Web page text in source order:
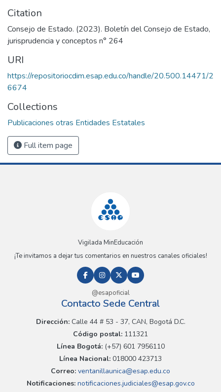
Citation
Consejo de Estado. (2023). Boletín del Consejo de Estado,
jurisprudencia y conceptos n° 264
URI
https://repositoriocdim.esap.edu.co/handle/20.500.14471/2
6674
Collections
Publicaciones otras Entidades Estatales
Full item page
Vigilada MinEducación
¡Te invitamos a dejar tus comentarios en nuestros canales oficiales!
@esapoficial
Contacto Sede Central
Dirección:Calle 44 # 53 - 37, CAN, Bogotá D.C.
Código postal: 111321
Línea Bogotá:(+57) 601 7956110
Línea Nacional: 018000 423713
Correo: ventanillaunica@esap.edu.co
Notificaciones:notificaciones.judiciales@esap.gov.co